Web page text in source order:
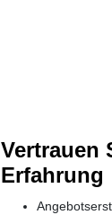
Vertrauen
Erfahrung